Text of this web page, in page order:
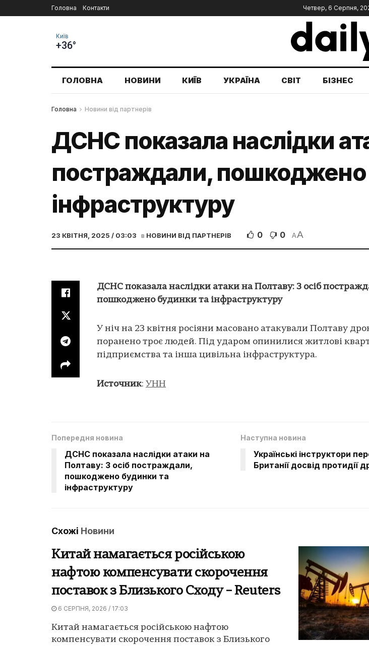
Головна Контакти Четвер, 6 Серпня,
Київ
+36°
ГОЛОВНА НОВИНИ КИЇВ УКРАЇНА СВІТ БІЗНЕС
Головна Новини від партнерів
ДСНС показала наслідки
постраждали, пошкоджено
інфраструктуру
23 КВІТНЯ, 2025 / 03:03 в НОВИНИ ВІД ПАРТНЕРІВ 0 0 AA
ДСНС показала наслідки атаки на Полтаву: 3 осіб
пошкоджено будинки та інфраструктуру
У ніч на 23 квітня росіяни масовано атакували Полтаву
поранено троє людей. Під ударом опинилися житлові
підприємства та інша цивільна інфраструктура.
Источник: УНН
Попередня новина
ДСНС показала наслідки атаки на
Полтаву: 3 осіб постраждали,
пошкоджено будинки та
інфраструктуру
Наступна новина
Українські інструктори
Британії досвід протидії
Схожі Новини
Китай намагається російською
нафтою компенсувати скорочення
поставок з Близького Сходу – Reuters
6 СЕРПНЯ, 2026 / 17:03
Китай намагається російською нафтою
компенсувати скорочення поставок з Близького